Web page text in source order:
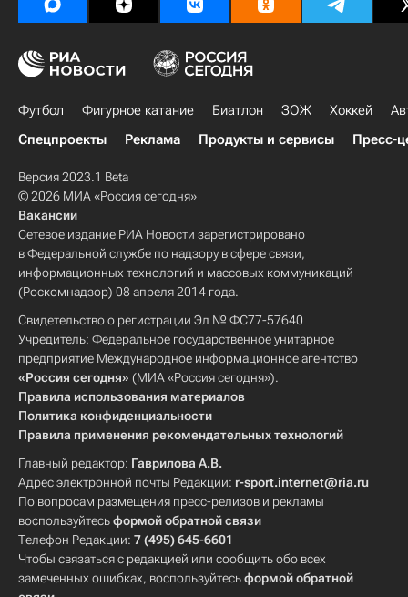
Футбол Фигурное катание Биатлон ЗОЖ Хоккей
Спецпроекты
Реклама Продукты и сервисы Пресс-
Версия 2023.1 Beta
© 2026 МИА «Россия сегодня»
Вакансии
Сетевое издание РИА Новости зарегистрировано
в Федеральной службе по надзору в сфере связи,
информационных технологий и массовых коммуникаций
(Роскомнадзор) 08 апреля 2014 года.
Свидетельство о регистрации Эл № ФС77-57640
Учредитель: Федеральное государственное унитарное
предприятие Международное информационное агентство
«Россия сегодня» (МИА «Россия сегодня»).
Правила использования материалов
Политика конфиденциальности
Правила применения рекомендательных технологий
Главный редактор: Гаврилова А.В.
Адрес электронной почты Редакции: r-sport.internet@ria.ru
По вопросам размещения пресс-релизов и рекламы
воспользуйтесьформой обратной связи
Телефон Редакции: 7 (495) 645-6601
Чтобы связаться с редакцией или сообщить обо всех
замеченных ошибках, воспользуйтесьформой обратной